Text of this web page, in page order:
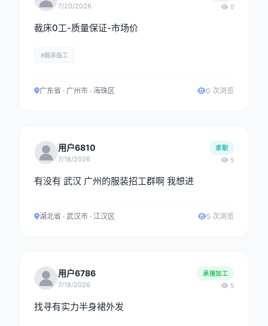
7/20/2026
0
裁床0工-质量保证-市场价
#裁床临工
广东省 · 广州市 · 海珠区 0 次浏览
用户6810
7/18/2026
求职
5
有没有 武汉 广州的服装招工群啊 我想进
湖北省 · 武汉市 · 江汉区 5 次浏览
用户6786
7/18/2026
承接加工
5
找寻有实力半身裙外发